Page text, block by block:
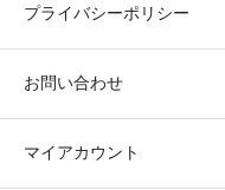
プライバシーポリシー
お問い合わせ
マイアカウント